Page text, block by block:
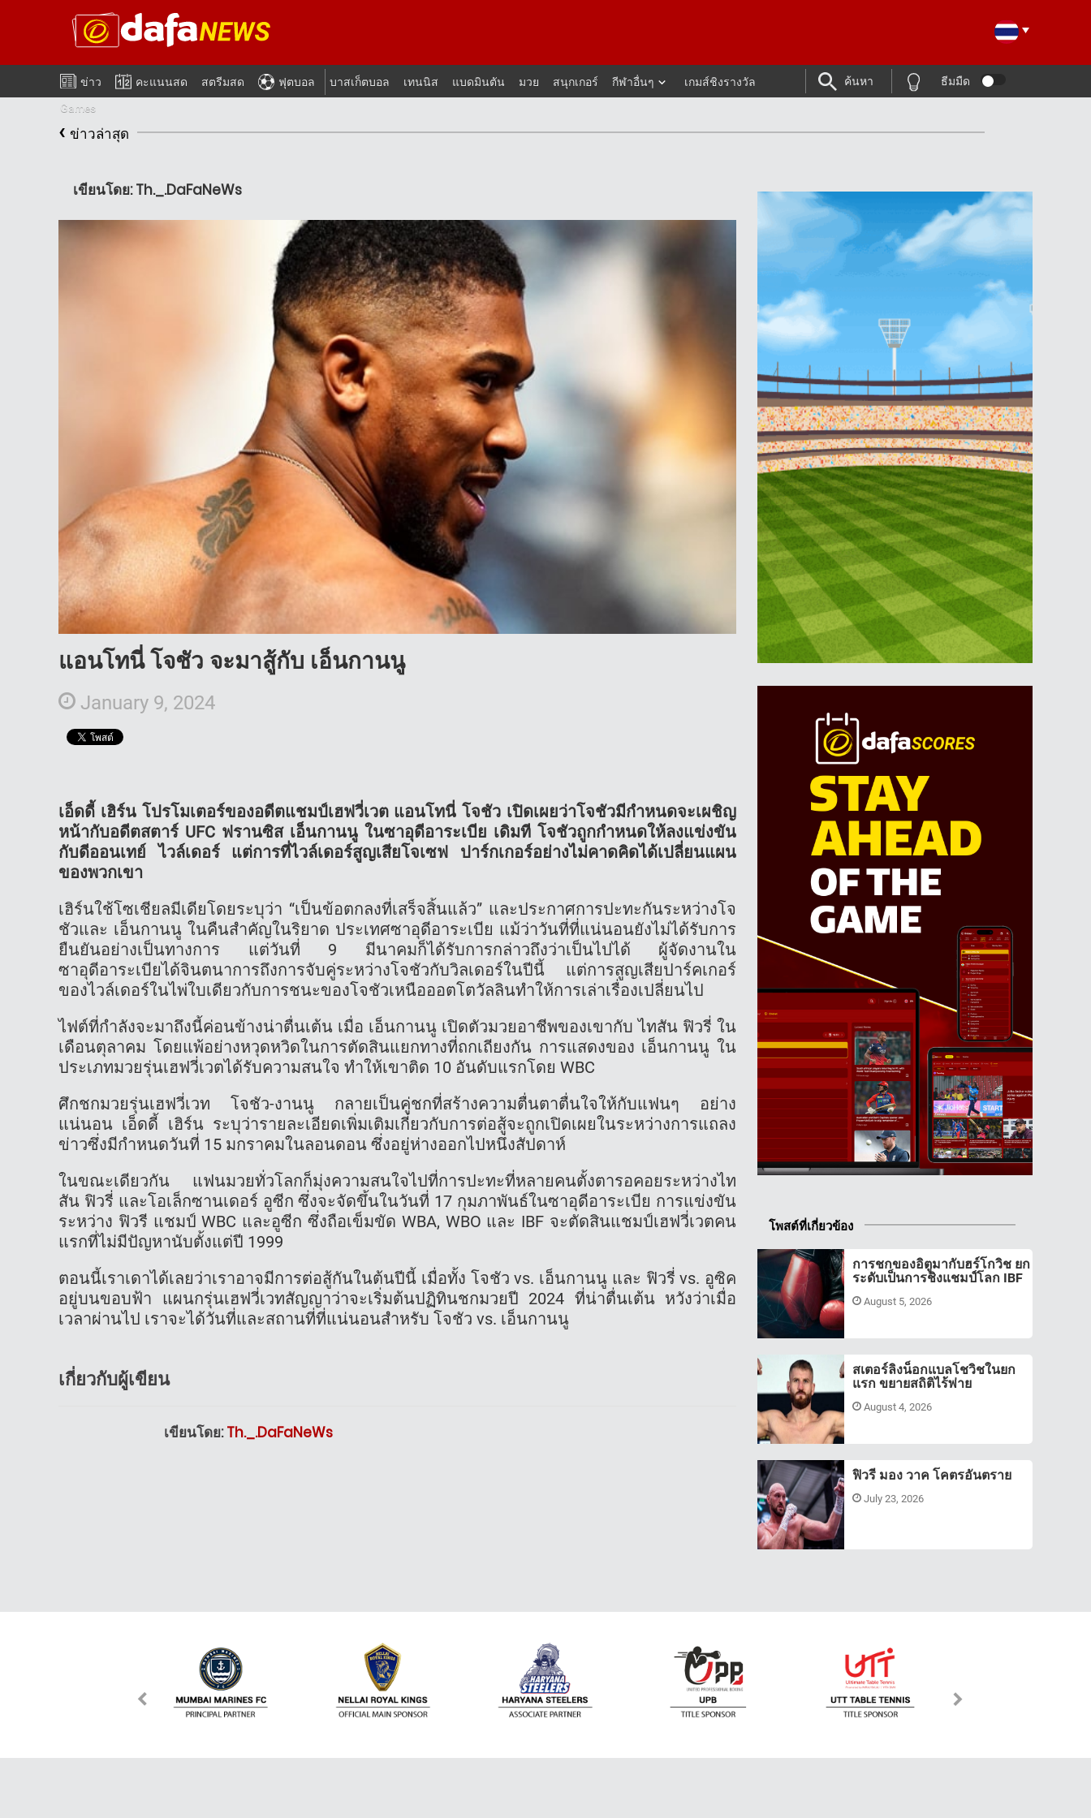
ข่าว คะแนนสด สตรีมสด ฟุตบอล บาสเก็ตบอล เทนนิส แบดมินตัน มวย สนุกเกอร์ กีฬาอื่นๆ
เกมส์ชิงรางวัล
Games
ค้นหา ธีมมืด
‹ ข่าวล่าสุด
เขียนโดย: Th._.DaFaNeWs
แอนโทนี่ โจชัว จะมาสู้กับ เอ็นกานนู
January 9, 2024
เอ็ดดี้ เฮิร์น โปรโมเตอร์ของอดีตแชมป์เฮฟวี่เวต แอนโทนี่ โจชัว เปิดเผยว่าโจชัวมีกำหนดจะเผชิญ
หน้ากับอดีตสตาร์ UFC ฟรานซิส เอ็นกานนู ในซาอุดีอาระเบีย เดิมที โจชัวถูกกำหนดให้ลงแข่งขัน
กับดีออนเทย์ ไวล์เดอร์ แต่การที่ไวล์เดอร์สูญเสียโจเซฟ ปาร์กเกอร์อย่างไม่คาดคิดได้เปลี่ยนแผน
ของพวกเขา
เฮิร์นใช้โซเชียลมีเดียโดยระบุว่า “เป็นข้อตกลงที่เสร็จสิ้นแล้ว” และประกาศการปะทะกันระหว่างโจ
ชัวและ เอ็นกานนู ในคืนสำคัญในริยาด ประเทศซาอุดีอาระเบีย แม้ว่าวันที่ที่แน่นอนยังไม่ได้รับการ
ยืนยันอย่างเป็นทางการ แต่วันที่ 9 มีนาคมก็ได้รับการกล่าวถึงว่าเป็นไปได้ ผู้จัดงานใน
ซาอุดีอาระเบียได้จินตนาการถึงการจับคู่ระหว่างโจชัวกับวิลเดอร์ในปีนี้ แต่การสูญเสียปาร์คเกอร์
ของไวล์เดอร์ในไพ่ใบเดียวกับการชนะของโจชัวเหนือออตโตวัลลินทำให้การเล่าเรื่องเปลี่ยนไป
ไฟต์ที่กำลังจะมาถึงนี้ค่อนข้างน่าตื่นเต้น เมื่อ เอ็นกานนู เปิดตัวมวยอาชีพของเขากับ ไทสัน ฟิวรี่ ใน
เดือนตุลาคม โดยแพ้อย่างหวุดหวิดในการตัดสินแยกทางที่ถกเถียงกัน การแสดงของ เอ็นกานนู ใน
ประเภทมวยรุ่นเฮฟวี่เวตได้รับความสนใจ ทำให้เขาติด 10 อันดับแรกโดย WBC
ศึกชกมวยรุ่นเฮฟวี่เวท โจชัว-งานนู กลายเป็นคู่ชกที่สร้างความตื่นตาตื่นใจให้กับแฟนๆ อย่าง
แน่นอน เอ็ดดี้ เฮิร์น ระบุว่ารายละเอียดเพิ่มเติมเกี่ยวกับการต่อสู้จะถูกเปิดเผยในระหว่างการแถลง
ข่าวซึ่งมีกำหนดวันที่ 15 มกราคมในลอนดอน ซึ่งอยู่ห่างออกไปหนึ่งสัปดาห์
ในขณะเดียวกัน แฟนมวยทั่วโลกก็มุ่งความสนใจไปที่การปะทะที่หลายคนตั้งตารอคอยระหว่างไท
สัน ฟิวรี่ และโอเล็กซานเดอร์ อูซีก ซึ่งจะจัดขึ้นในวันที่ 17 กุมภาพันธ์ในซาอุดีอาระเบีย การแข่งขัน
ระหว่าง ฟิวรี แชมป์ WBC และอูซีก ซึ่งถือเข็มขัด WBA, WBO และ IBF จะตัดสินแชมป์เฮฟวี่เวตคน
แรกที่ไม่มีปัญหานับตั้งแต่ปี 1999
ตอนนี้เราเดาได้เลยว่าเราอาจมีการต่อสู้กันในต้นปีนี้ เมื่อทั้ง โจชัว vs. เอ็นกานนู และ ฟิวรี่ vs. อูซิค
อยู่บนขอบฟ้า แผนกรุ่นเฮฟวี่เวทสัญญาว่าจะเริ่มต้นปฏิทินชกมวยปี 2024 ที่น่าตื่นเต้น หวังว่าเมื่อ
เวลาผ่านไป เราจะได้วันที่และสถานที่ที่แน่นอนสำหรับ โจชัว vs. เอ็นกานนู
เกี่ยวกับผู้เขียน
เขียนโดย:Th._.DaFaNeWs
โพสต์ที่เกี่ยวข้อง
การชกของอิตูมากับฮร์โกวิช ยก
ระดับเป็นการชิงแชมป์โลก IBF
August 5, 2026
สเตอร์ลิงน็อกแบลโชวิชในยก
แรก ขยายสถิติไร้พ่าย
August 4, 2026
ฟิวรี มอง วาค โคตรอันตราย
July 23, 2026